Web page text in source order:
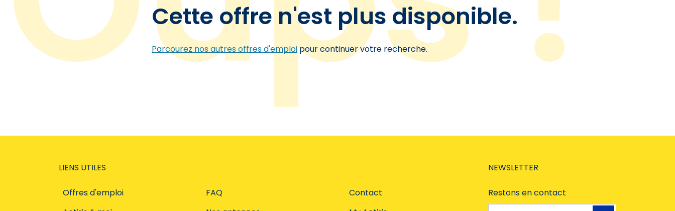
Cette offre n'est plus disponible.
Parcourez nos autres offres d'emploipour continuer votre recherche.
LIENS UTILES
Offres d'emploi
FAQ
Contact
NEWSLETTER
Restons en contact